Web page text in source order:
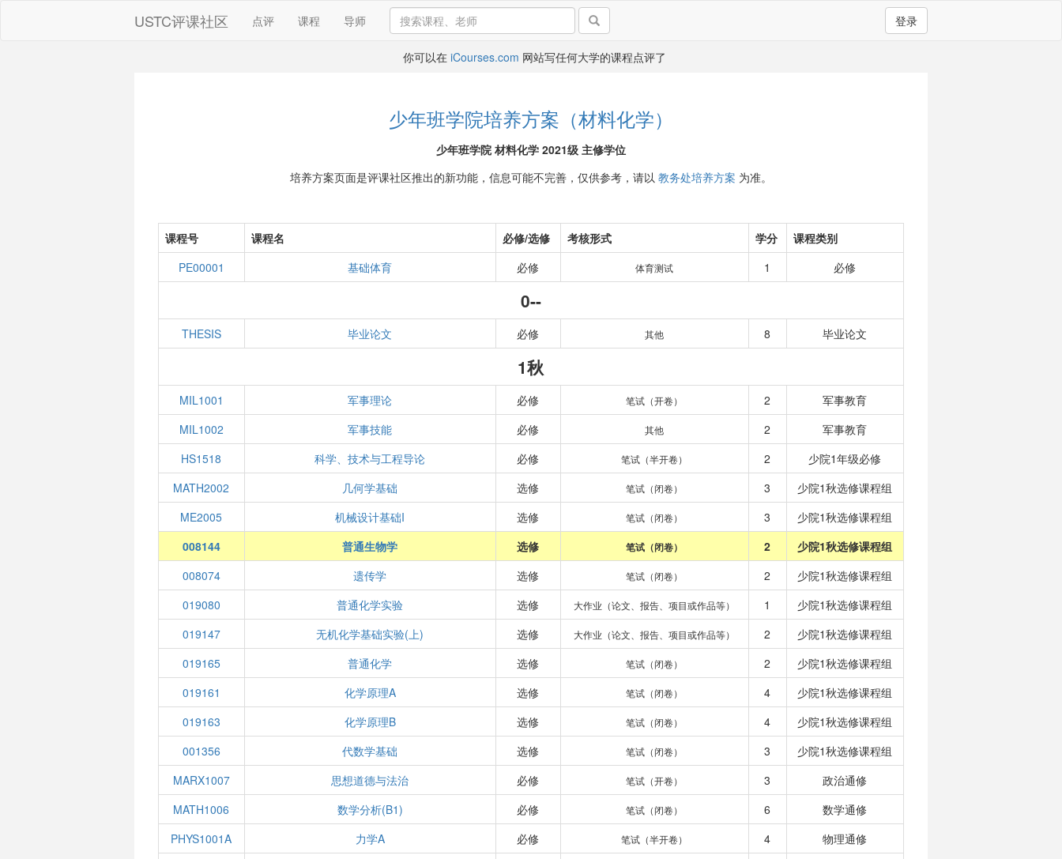
USTC评课社区 点评 课程 导师 登录
你可以在 iCourses.com 网站写任何大学的课程点评了
少年班学院培养方案（材料化学）
少年班学院 材料化学 2021级 主修学位
培养方案页面是评课社区推出的新功能，信息可能不完善，仅供参考，请以 教务处培养方案 为准。
课程号 课程名 必修/选修 考核形式 学分
课程类别
PE00001
基础体育 必修 体育测试 1 必修
0--
THESIS 毕业论文 必修 其他 8 毕业论文
1秋
MIL1001 军事理论 必修 笔试（开卷） 2
军事教育
MIL1002
军事技能 必修 其他 2
军事教育
HS1518
科学、技术与工程导论 必修 笔试（半开卷） 2
少院1年级必修
MATH2002
几何学基础 选修 笔试（闭卷） 3
少院1秋选修课程组
ME2005
机械设计基础I 选修 笔试（闭卷） 3
少院1秋选修课程组
008144
普通生物学 选修 笔试（闭卷） 2
少院1秋选修课程组
008074
遗传学 选修 笔试（闭卷） 2
少院1秋选修课程组
019080
普通化学实验 选修 大作业（论文、报告、项目或作品等） 1
少院1秋选修课程组
019147
无机化学基础实验(上) 选修 大作业（论文、报告、项目或作品等） 2
少院1秋选修课程组
019165
普通化学 选修 笔试（闭卷） 2
少院1秋选修课程组
019161
化学原理A 选修 笔试（闭卷） 4
少院1秋选修课程组
019163
化学原理B 选修 笔试（闭卷） 4
少院1秋选修课程组
001356
代数学基础 选修 笔试（闭卷） 3
少院1秋选修课程组
MARX1007
思想道德与法治 必修 笔试（开卷） 3
政治通修
MATH1006
数学分析(B1) 必修 笔试（闭卷） 6
数学通修
PHYS1001A
力学A 必修 笔试（半开卷） 4
物理通修